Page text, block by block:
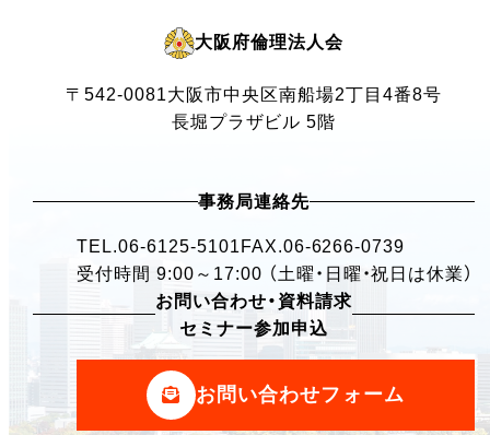
大阪府倫理法人会
〒542-0081大阪市中央区南船場2丁目4番8号
長堀プラザビル 5階
事務局連絡先
TEL.06-6125-5101 FAX.06-6266-0739
受付時間 9:00～17:00 （土曜・日曜・祝日は休業）
お問い合わせ・資料請求
セミナー参加申込
お問い合わせフォーム